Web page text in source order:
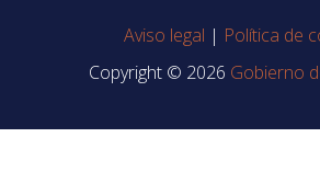
Aviso legal | Política de
Copyright © 2026 Gobierno